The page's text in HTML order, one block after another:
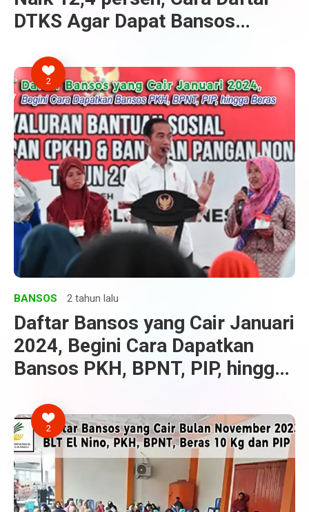
DTKS Agar Dapat Bansos
2
BANSOS 2 tahun lalu
Daftar Bansos yang Cair Januari
2024, Begini Cara Dapatkan
Bansos PKH, BPNT, PIP, hingga
2